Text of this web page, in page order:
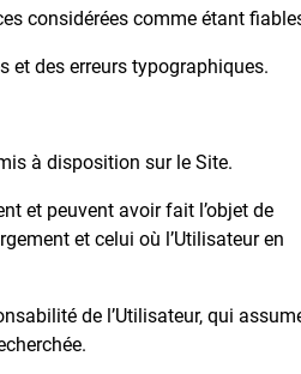
considérées comme étant
des erreurs typographiques.
à disposition sur le Site.
et peuvent avoir fait l’objet de
et celui où l’Utilisateur en
de l’Utilisateur, qui